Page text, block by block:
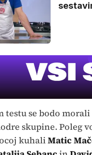
testu se bodo
skupine. Poleg
kuhaliMatic